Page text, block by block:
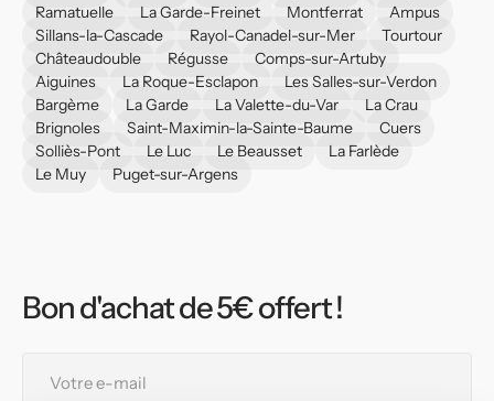
Ramatuelle
La Garde-Freinet Montferrat
Ampus
Sillans-la-Cascade
Rayol-Canadel-sur-Mer
Tourtour
Châteaudouble
Régusse
Comps-sur-Artuby
Aiguines
La Roque-Esclapon
Les Salles-sur-Verdon
Bargème
La Garde La Valette-du-Var
La Crau
Brignoles
Saint-Maximin-la-Sainte-Baume
Cuers
Solliès-Pont
Le Luc Le Beausset
La Farlède
Le Muy
Puget-sur-Argens
Bon d'achat de 5€ offert !